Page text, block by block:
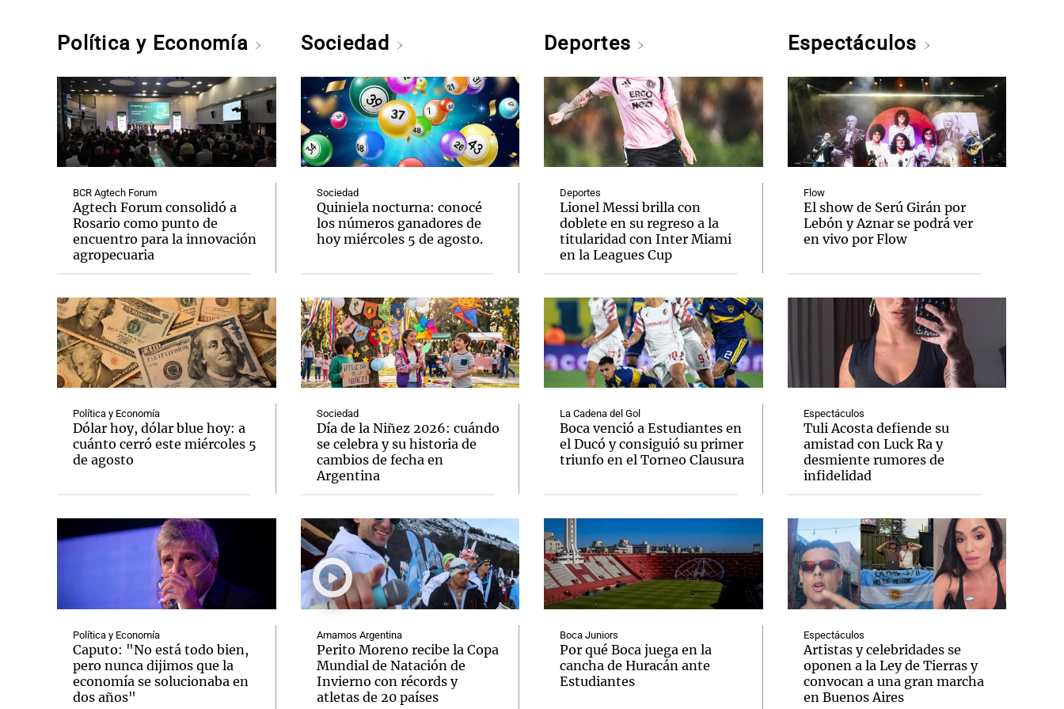
Política y Economía
BCR Agtech Forum
Agtech Forum consolidó a
Rosario como punto de
encuentro para la innovación
agropecuaria
Política y Economía
Dólar hoy, dólar blue hoy: a
cuánto cerró este miércoles 5
de agosto
Política y Economía
Caputo: "No está todo bien,
pero nunca dijimos que la
economía se solucionaba en
dos años"
Sociedad
Sociedad
Quiniela nocturna: conocé
los números ganadores de
hoy miércoles 5 de agosto.
Sociedad
Día de la Niñez 2026: cuándo
se celebra y su historia de
cambios de fecha en
Argentina
Amamos Argentina
Perito Moreno recibe la Copa
Mundial de Natación de
Invierno con récords y
atletas de 20 países
Deportes
Deportes
Lionel Messi brilla con
doblete en su regreso a la
titularidad con Inter Miami
en la Leagues Cup
La Cadena del Gol
Boca venció a Estudiantes en
el Ducó y consiguió su primer
triunfo en el Torneo Clausura
Boca Juniors
Por qué Boca juega en la
cancha de Huracán ante
Estudiantes
Espectáculos
Flow
El show de Serú Girán por
Lebón y Aznar se podrá ver
en vivo por Flow
Espectáculos
Tuli Acosta defiende su
amistad con Luck Ra y
desmiente rumores de
infidelidad
Espectáculos
Artistas y celebridades se
oponen a la Ley de Tierras y
convocan a una gran marcha
en Buenos Aires
Notas
El huracán de Arequito
Notas
Cadena 3 en Groenlandia
Notas